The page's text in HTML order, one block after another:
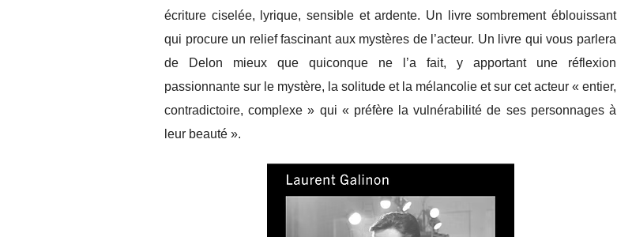
écriture ciselée, lyrique, sensible et ardente. Un livre sombrement éblouissant
qui procure un relief fascinant aux mystères de l’acteur. Un livre qui vous parlera
de Delon mieux que quiconque ne l’a fait, y apportant une réflexion
passionnante sur le mystère, la solitude et la mélancolie et sur cet acteur « entier,
contradictoire, complexe » qui « préfère la vulnérabilité de ses personnages à
leur beauté ».